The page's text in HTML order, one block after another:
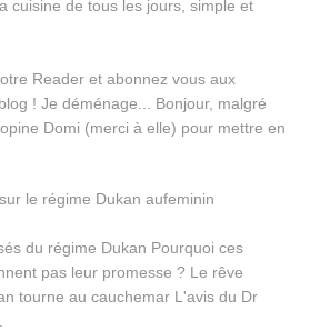
Reader et abonnez vous aux
! Je déménage... Bonjour, malgré
Domi (merci à elle) pour mettre en
du régime Dukan Pourquoi ces
pas leur promesse ? Le rêve
tourne au cauchemar L'avis du Dr